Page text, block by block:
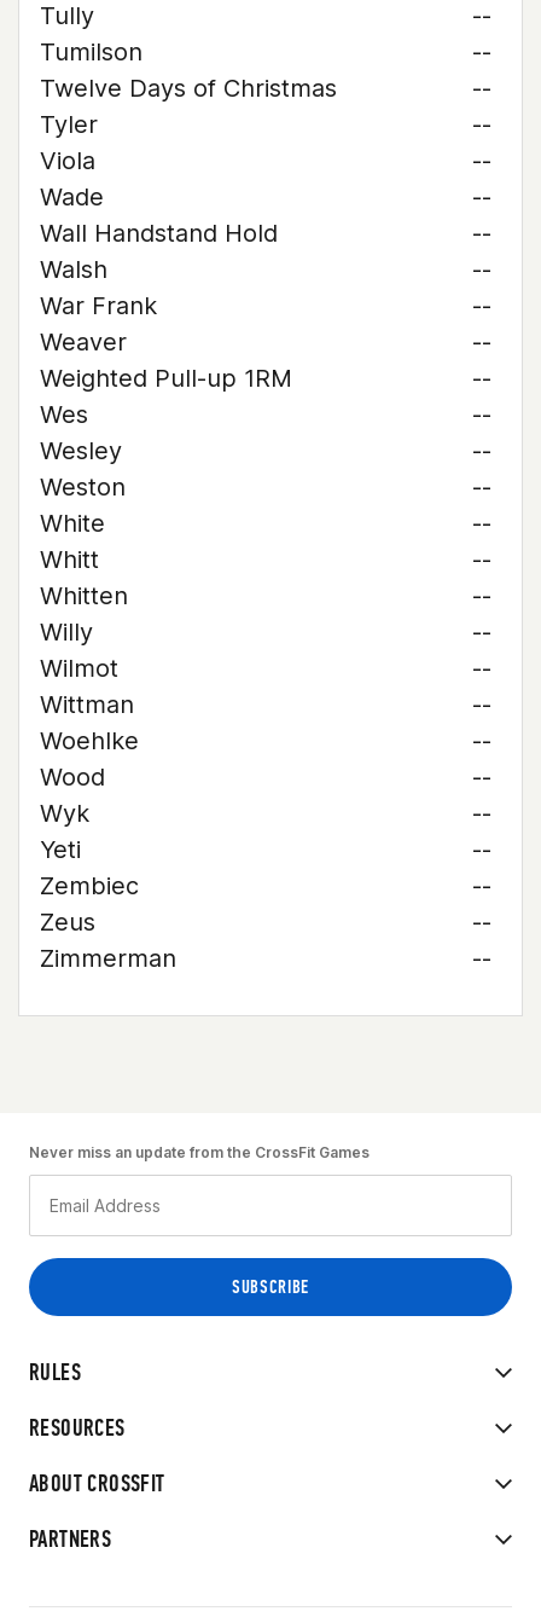
Tully
--
Tumilson
--
Twelve Days of Christmas
--
Tyler
--
Viola
--
Wade
--
Wall Handstand Hold
--
Walsh
--
War Frank
--
Weaver
--
Weighted Pull-up 1RM
--
Wes
--
Wesley
--
Weston
--
White
--
Whitt
--
Whitten
--
Willy
--
Wilmot
--
Wittman
--
Woehlke
--
Wood
--
Wyk
--
Yeti
--
Zembiec
--
Zeus
--
Zimmerman
--
RULES
RESOURCES
ABOUT CROSSFIT
PARTNERS
Never miss an update from the CrossFit Games